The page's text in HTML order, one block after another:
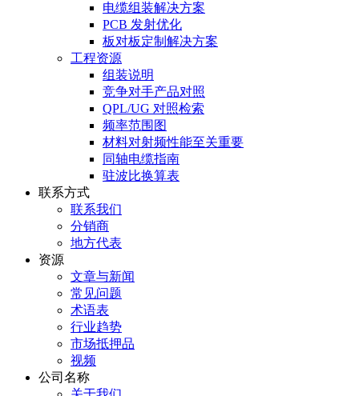
电缆组装解决方案
PCB 发射优化
板对板定制解决方案
工程资源
组装说明
竞争对手产品对照
QPL/UG 对照检索
频率范围图
材料对射频性能至关重要
同轴电缆指南
驻波比换算表
联系方式
联系我们
分销商
地方代表
资源
文章与新闻
常见问题
术语表
行业趋势
市场抵押品
视频
公司名称